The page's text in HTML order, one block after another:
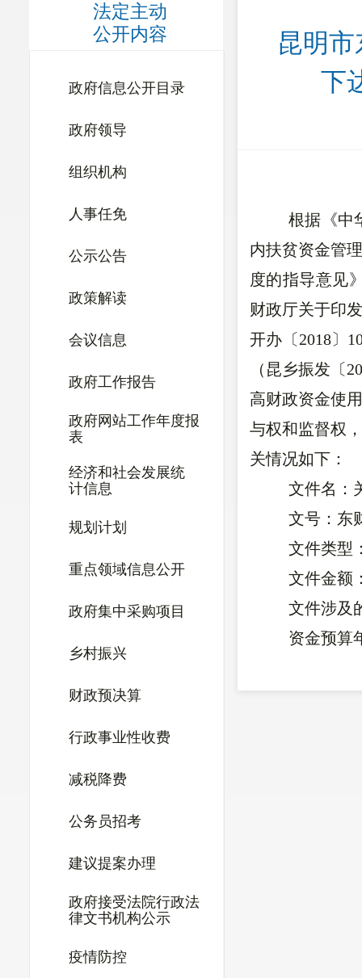
法定主动
公开内容
政府信息公开目录
政府领导
组织机构
人事任免
公示公告
政策解读
会议信息
政府工作报告
政府网站工作年度报
表
经济和社会发展统
计信息
规划计划
重点领域信息公开
政府集中采购项目
乡村振兴
财政预决算
行政事业性收费
减税降费
公务员招考
建议提案办理
政府接受法院行政法
律文书机构公示
疫情防控
昆明
下
根据《中
内扶贫资金管
度的指导意见
财政厅关于印
开办〔2018〕
（昆乡振发〔
高财政资金使
与权和监督权
关情况如下：
文件名：
文号：东
文件类型
文件金额
文件涉及
资金预算